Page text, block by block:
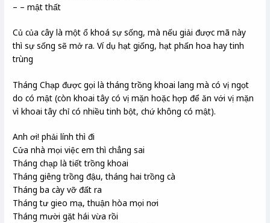
– – mật thất
Củ của cây là một ổ khoá sự sống, mà nếu giải được mã này
thì sự sống sẽ mở ra. Ví dụ hạt giống, hạt phấn hoa hay tinh
trùng
Tháng Chạp được gọi là tháng trồng khoai lang mà có vị ngọt
do có mật (còn khoai tây có vị mặn hoặc hợp để ăn với vị mặn
vì khoai tây chỉ có nhiều tinh bột, chứ không có mật).
Anh ơi! phải lính thì đi
Cửa nhà mọi việc em thì chẳng sai
Tháng chạp là tiết trồng khoai
Tháng giêng trồng đậu, tháng hai trồng cà
Tháng ba cày vỡ đất ra
Tháng tư gieo mạ, thuận hòa mọi nơi
Tháng mười gặt hái vừa rồi